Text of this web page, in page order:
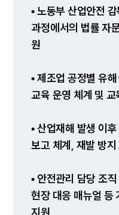
기업의
글로
고
기
사례
• 노동부 산업안전
과정에서의 법률 자
원
• 제조업 공정별 유
교육 운영 체계 및
• 산업재해 발생 이
보고 체계, 재발 방
• 안전관리 담당 조
현장 대응 매뉴얼 등